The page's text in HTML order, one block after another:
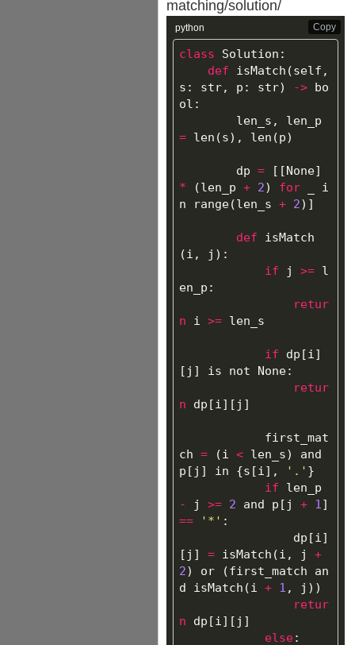
matching/solution/
class Solution :
def
isMatch (self ,
s : str, p : str) -> bo
ol :
len_s ,
len_p
= len (s), len (p)
dp = [[None]
*
(len_p + 2) for
i
n
range(len_s + 2)]
def
isMatch
(i , j ):
if
j >= l
en_p :
retur
n
i >= len_s
if dp [i ]
[ j ] is not None:
retur
n
dp [i ][ j ]
first_mat
ch
= (i < len_s)
and
p [ j ] in {s [i ], '.' }
if
len_p
-
j >= 2 and p [ j + 1 ]
==
'*' :
dp [i ]
[ j ] = isMatch (i , j
+
2) or (first_match
an
d
isMatch (i + 1 , j ))
retur
n
dp [i ][ j ]
else:
python Copy